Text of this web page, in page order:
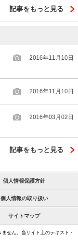
記事をもっと見る
2016年11月10日
2016年11月10日
2016年03月02日
記事をもっと見る
個人情報保護方針
個人情報の取り扱い
サイトマップ
せん。当サイト上のテキスト・